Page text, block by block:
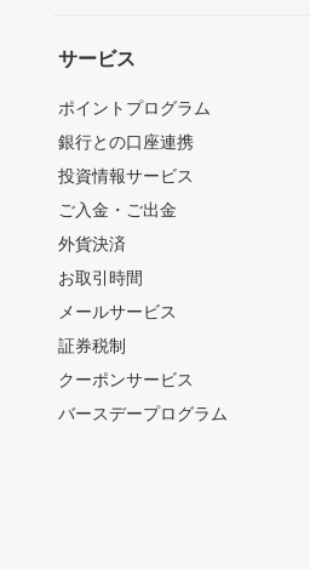
サービス
ポイントプログラム
銀行との口座連携
投資情報サービス
ご入金・ご出金
外貨決済
お取引時間
メールサービス
証券税制
クーポンサービス
バースデープログラム